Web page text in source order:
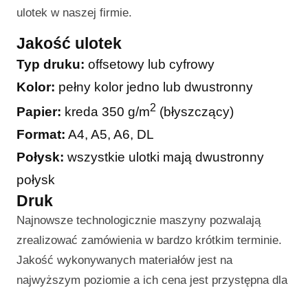
ulotek w naszej firmie.
Jakość ulotek
Typ druku: offsetowy lub cyfrowy
Kolor: pełny kolor jedno lub dwustronny
Papier: kreda 350 g/m2 (błyszczący)
Format: A4, A5, A6, DL
Połysk: wszystkie ulotki mają dwustronny
połysk
Druk
Najnowsze technologicznie maszyny pozwalają
zrealizować zamówienia w bardzo krótkim terminie.
Jakość wykonywanych materiałów jest na
najwyższym poziomie a ich cena jest przystępna dla